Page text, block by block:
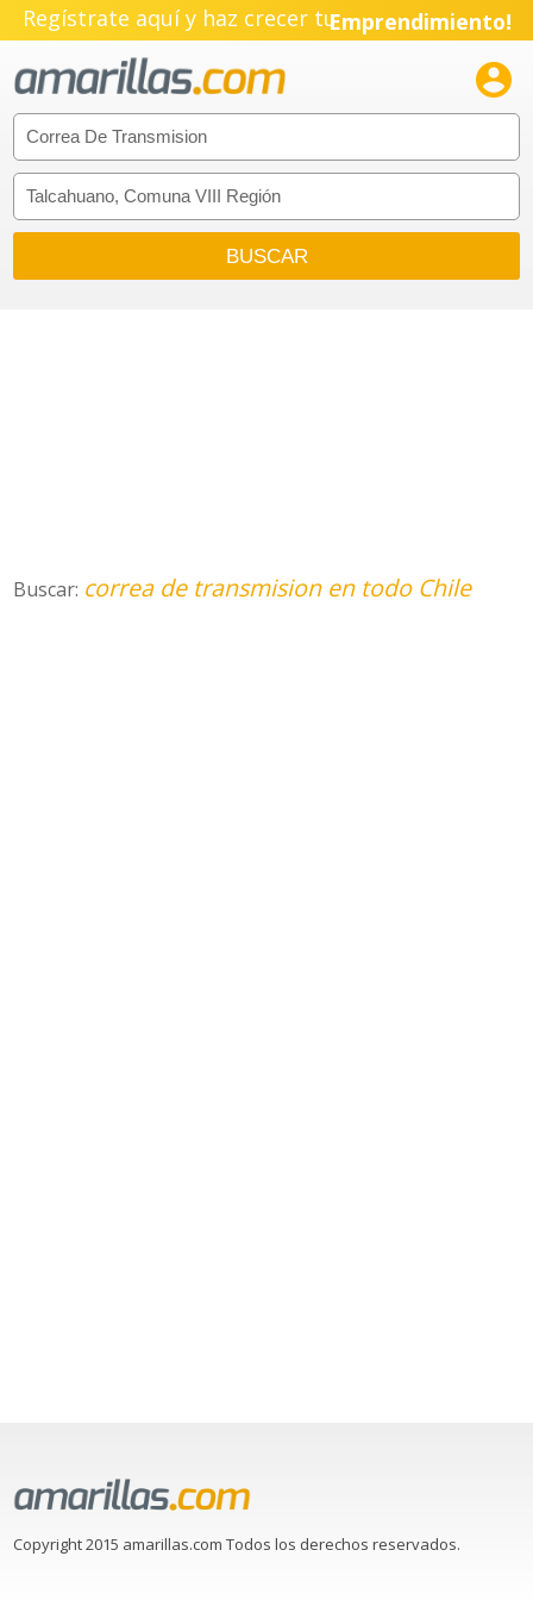
Regístrate aquí y haz crecer tuEmprendimiento!

Buscar: correa de transmision en todo Chile
Copyright 2015 amarillas.com Todos los derechos reservados.